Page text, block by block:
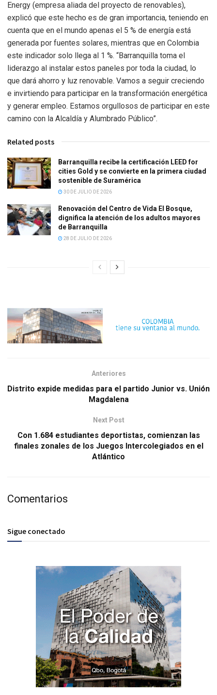
Energy (empresa aliada del proyecto de renovables),
explicó que este hecho es de gran importancia, teniendo en
cuenta que en el mundo apenas el 5 % de energía está
generada por fuentes solares, mientras que en Colombia
este indicador solo llega al 1 %. “Barranquilla toma el
liderazgo al instalar estos paneles por toda la ciudad, lo
que dará ahorro y luz renovable. Vamos a seguir creciendo
e invirtiendo para participar en la transformación energética
y generar empleo. Estamos orgullosos de participar en este
camino con la Alcaldía y Alumbrado Público”.
Related posts
Barranquilla recibe la certificación LEED for
cities Gold y se convierte en la primera ciudad
sostenible de Suramérica
30 DE JULIO DE 2026
Renovación del Centro de Vida El Bosque,
dignifica la atención de los adultos mayores
de Barranquilla
28 DE JULIO DE 2026
Anteriores
Distrito expide medidas para el partido Junior vs. Unión
Magdalena
Next Post
Con 1.684 estudiantes deportistas, comienzan las
finales zonales de los Juegos Intercolegiados en el
Atlántico
Comentarios
Sigue conectado